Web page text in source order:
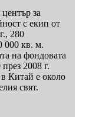
за
с екип от
280
000 кв. м.
на фондовата
2008 г.
Китай е около
свят.